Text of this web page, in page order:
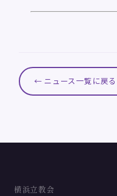
← ニュース一覧に戻る
横浜立教会